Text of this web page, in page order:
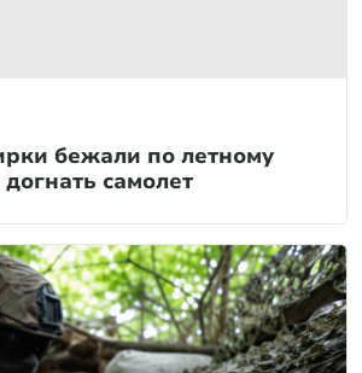
бежали по летному
самолет